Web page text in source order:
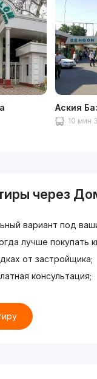
Аския
10 мин
через
вариант под
лучше покупать
от застройщика;
консультация;